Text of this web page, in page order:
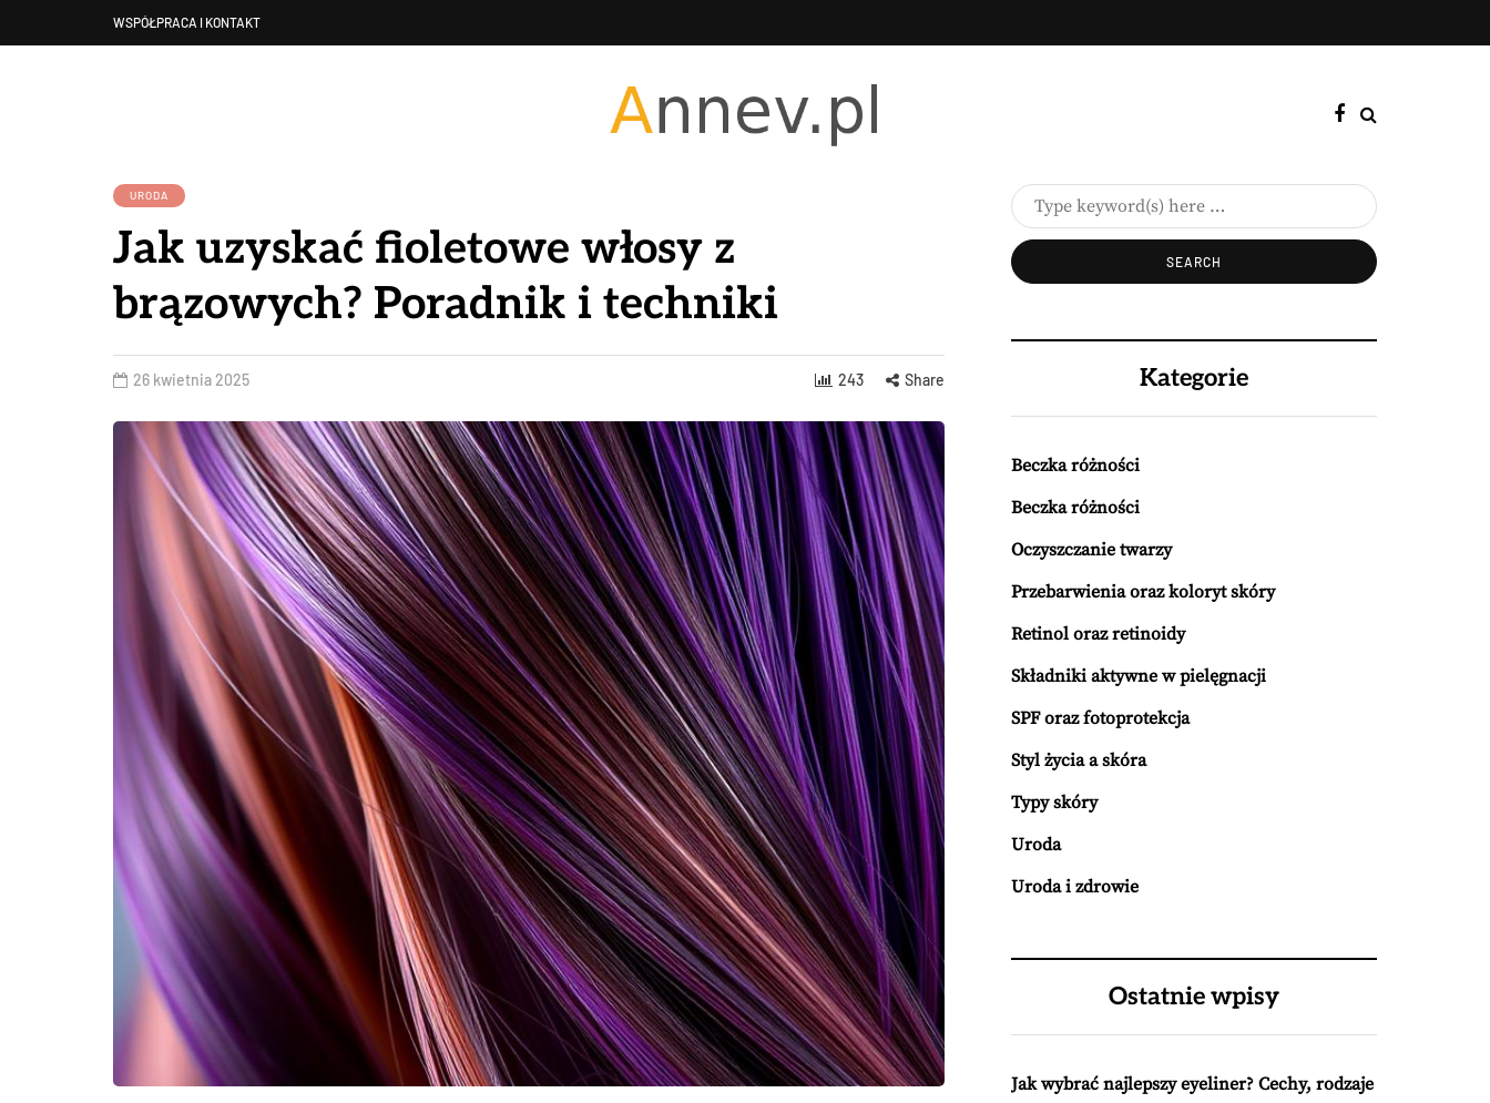
WSPÓŁPRACA I KONTAKT
URODA
Jak uzyskać fioletowe włosy z
brązowych? Poradnik i techniki
26 kwietnia 2025 243 Share Kategorie
Beczka różności
Beczka różności
Oczyszczanie twarzy
Przebarwienia oraz koloryt skóry
Retinol oraz retinoidy
Składniki aktywne w pielęgnacji
SPF oraz fotoprotekcja
Styl życia a skóra
Typy skóry
Uroda
Uroda i zdrowie
Ostatnie wpisy
Jak wybrać najlepszy eyeliner? Cechy, rodzaje